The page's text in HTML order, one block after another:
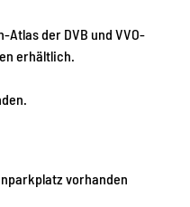
der DVB und VVO-
erhältlich.
vorhanden